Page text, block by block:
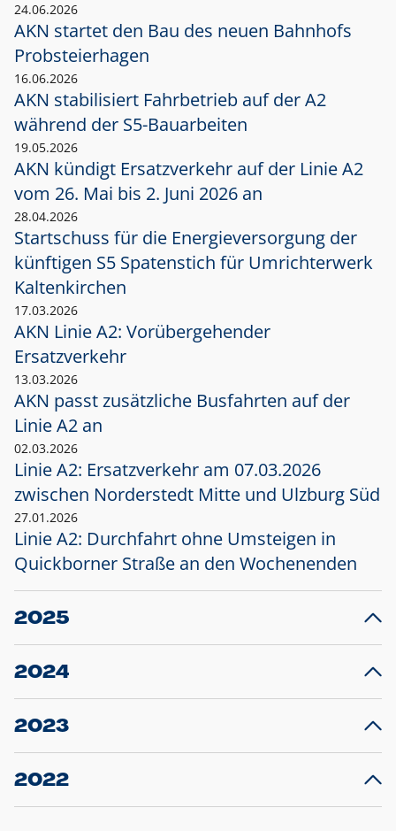
24.06.2026
AKN startet den Bau des neuen Bahnhofs
Probsteierhagen
16.06.2026
AKN stabilisiert Fahrbetrieb auf der A2
während der S5-Bauarbeiten
19.05.2026
AKN kündigt Ersatzverkehr auf der Linie A2
vom 26. Mai bis 2. Juni 2026 an
28.04.2026
Startschuss für die Energieversorgung der
künftigen S5 Spatenstich für Umrichterwerk
Kaltenkirchen
17.03.2026
AKN Linie A2: Vorübergehender
Ersatzverkehr
13.03.2026
AKN passt zusätzliche Busfahrten auf der
Linie A2 an
02.03.2026
Linie A2: Ersatzverkehr am 07.03.2026
zwischen Norderstedt Mitte und Ulzburg Süd
27.01.2026
Linie A2: Durchfahrt ohne Umsteigen in
Quickborner Straße an den Wochenenden
2025
23.12.2025
Projekt S5: Start der Bauarbeiten am
2024
10.12.2024
Großprojekt S5: Sperrung der Bahnstraße in
2023
20.12.2023
Schleswig-Holstein verlängert den
2022
22.12.2022